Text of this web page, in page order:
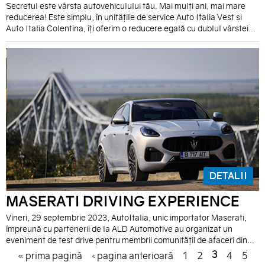
Secretul este vârsta autovehiculului tău. Mai mulți ani, mai mare
reducerea! Este simplu, în unitățile de service Auto Italia Vest și
Auto Italia Colentina, îți oferim o reducere egală cu dublul vârstei
autovehiculului tău, la fiecare intervenție service în atelierul de
mecanică. Reducerea se va aplica la valoarea totală a facturii (cu
TVA inclus) ce va cuprinde piese de origine și/sau accesorii,
achiziționate de la Auto Italia și manopera aferentă lucrărilor listate
în ordinul de reparație.
DETALII
MASERATI DRIVING EXPERIENCE
Vineri, 29 septembrie 2023, AutoItalia, unic importator Maserati,
împreună cu partenerii de la ALD Automotive au organizat un
eveniment de test drive pentru membrii comunității de afaceri din
București.
« prima pagină ‹ pagina anterioară 1 2 3 4
5